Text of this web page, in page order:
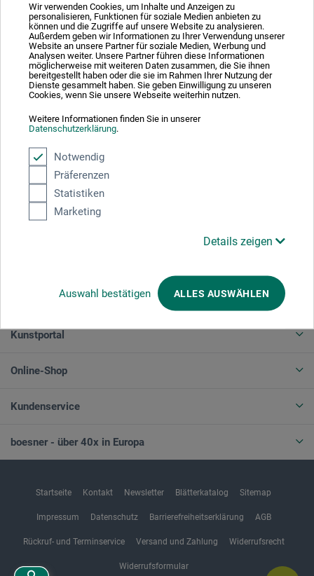
Wir verwenden Cookies, um Inhalte und Anzeigen zu
personalisieren, Funktionen für soziale Medien anbieten zu
können und die Zugriffe auf unsere Website zu analysieren.
Außerdem geben wir Informationen zu Ihrer Verwendung unserer
Website an unsere Partner für soziale Medien, Werbung und
Analysen weiter. Unsere Partner führen diese Informationen
möglicherweise mit weiteren Daten zusammen, die Sie ihnen
bereitgestellt haben oder die sie im Rahmen Ihrer Nutzung der
Dienste gesammelt haben. Sie geben Einwilligung zu unseren
Cookies, wenn Sie unsere Webseite weiterhin nutzen.
Weitere Informationen finden Sie in unserer
Datenschutzerklärung.
Notwendig
Präferenzen
Statistiken
Marketing
Details zeigen
Auswahl bestätigen ALLES AUSWÄHLEN
Ausgezeichnet sicher
BESTELLUNG WIDERRUFEN
Kunstportal
Online-Shop
Kundenservice
boesner - über 40x in Europa
Startseite Kontakt Newsletter Blätterkatalog Sitemap
Impressum Datenschutz Barrierefreiheitserklärung AGB
Rückruf- und Terminservice Versand und Zahlung Widerrufsrecht
Widerrufsformular